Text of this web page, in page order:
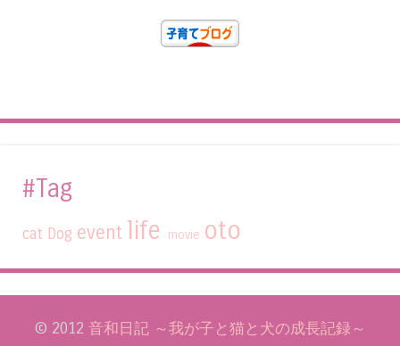
#Tag
cat Dog event life movie oto
© 2012 音和日記 ～我が子と猫と犬の成長記録～